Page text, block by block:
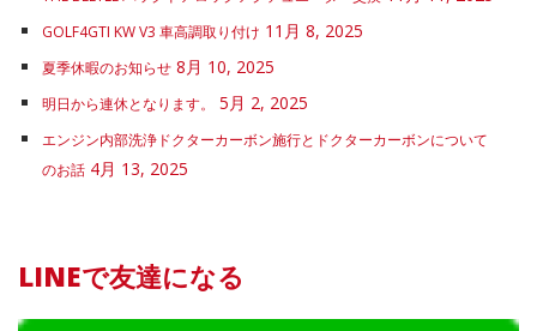
GOLF4GTI KW V3 車高調取り付け 11月 8, 2025
夏季休暇のお知らせ 8月 10, 2025
明日から連休となります。 5月 2, 2025
エンジン内部洗浄ドクターカーボン施行とドクターカーボンについて
のお話 4月 13, 2025
LINEで友達になる